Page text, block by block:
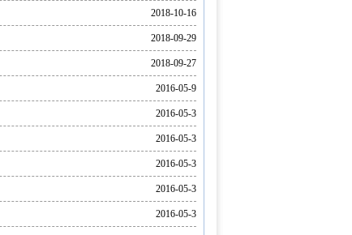
2018-10-16
2018-09-29
2018-09-27
2016-05-9
2016-05-3
2016-05-3
2016-05-3
2016-05-3
2016-05-3